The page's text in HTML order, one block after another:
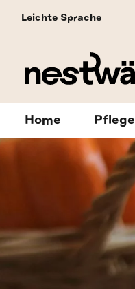
Leichte Sprache
Home Pflege